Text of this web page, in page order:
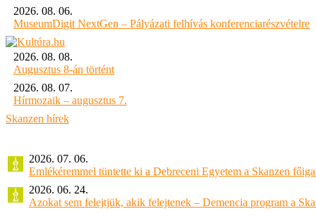
2026. 08. 06.
MuseumDigit NextGen – Pályázati felhívás konferenciarészvételre
2026. 08. 08.
Augusztus 8-án történt
2026. 08. 07.
Hírmozaik – augusztus 7.
Skanzen hírek
2026. 07. 06.
Emlékéremmel tüntette ki a Debreceni Egyetem a Skanzen
2026. 06. 24.
Azokat sem felejtjük, akik felejtenek – Demencia program a